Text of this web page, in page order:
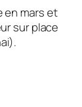
en mars et
sur place